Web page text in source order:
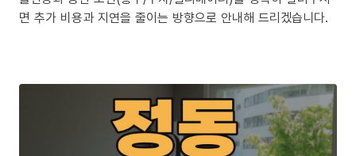
면 추가 비용과 지연을 줄이는 방향으로 안내해 드리겠습니다.